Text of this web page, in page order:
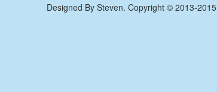
Designed By Steven. Copyright © 2013-2015